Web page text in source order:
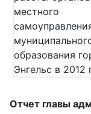
Отчет главы